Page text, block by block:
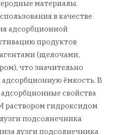
материалы.
в качестве
адсорбционной
продуктов
(щелочами,
что значительно
ёмкость. В
свойства
раствором гидроксидом
подсолнечника
лузги подсолнечника